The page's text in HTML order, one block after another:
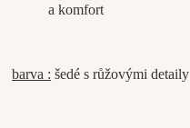
a komfort
barva : šedé s růžovými detaily